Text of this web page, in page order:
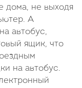
дома, не выходя
А
автобус,
ящик, что
на автобус.